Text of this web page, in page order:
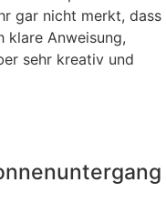
gar nicht merkt, dass
klare Anweisung,
sehr kreativ und